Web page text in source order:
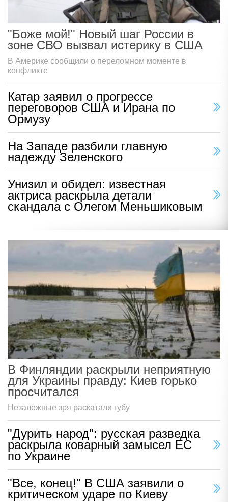
"Боже мой!" Новый шаг России в
зоне СВО вызвал истерику в США
В Америке сообщили о переломном моменте в
конфликте
Катар заявил о прогрессе
переговоров США и Ирана по
Ормузу
На Западе разбили главную
надежду Зеленского
Унизил и обидел: известная
актриса раскрыла детали
скандала с Олегом Меньшиковым
В Финляндии раскрыли неприятную
для Украины правду: Киев горько
просчитался
Незалежные зря раскатали губу
"Дурить народ": русская разведка
раскрыла коварный замысел ЕС
по Украине
"Все, конец!" В США заявили о
критическом ударе по Киеву